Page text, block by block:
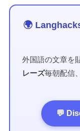
🌍
外国語の文章を
レーズ毎朝配信
💬